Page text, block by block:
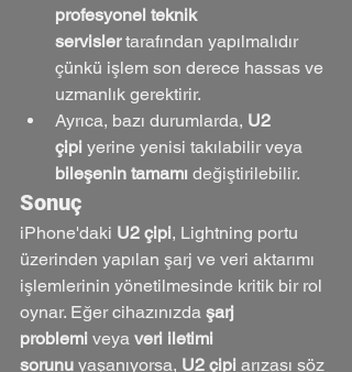
profesyonel teknik
servisler tarafından yapılmalıdır
çünkü işlem son derece hassas ve
uzmanlık gerektirir.
Ayrıca, bazı durumlarda, U2
çipi yerine yenisi takılabilir veya
bileşenin tamamı değiştirilebilir.
Sonuç
iPhone'daki U2 çipi, Lightning portu
üzerinden yapılan şarj ve veri aktarımı
işlemlerinin yönetilmesinde kritik bir rol
oynar. Eğer cihazınızda şarj
problemi veya veri iletimi
sorunu yaşanıyorsa, U2 çipi arızası söz